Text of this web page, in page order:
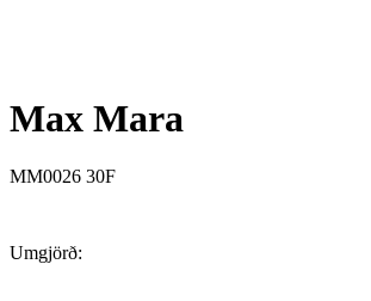
Max Mara
MM0026 30F
Umgjörð: